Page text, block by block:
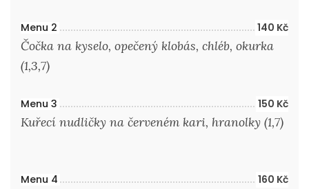
Menu 2 140 Kč
Čočka na kyselo, opečený klobás, chléb, okurka
(1,3,7)
Menu 3 150 Kč
Kuřecí nudličky na červeném kari, hranolky (1,7)
Menu 4 160 Kč